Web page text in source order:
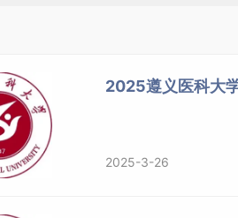
卫生专业（专业型）须为公共卫生
的考生须为体育学类、康复治疗学
学生 士兵计划考生应为高校学生应征
报信息，复试前向报考学院提供《
2025遵义医科大
2025-3-26